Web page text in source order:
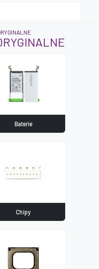
pusty
Baterie
Chipy